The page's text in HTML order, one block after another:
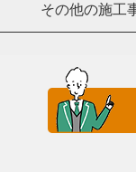
その他の施工